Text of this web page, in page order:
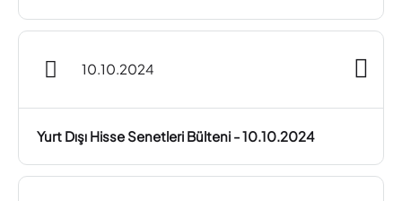
10.10.2024
Yurt Dışı Hisse Senetleri Bülteni - 10.10.2024